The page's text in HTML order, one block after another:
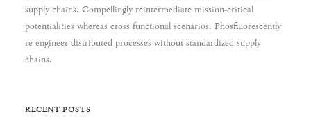
supply chains. Compellingly reintermediate mission-critical
potentialities whereas cross functional scenarios. Phosfluorescently
re-engineer distributed processes without standardized supply
chains.
RECENT POSTS